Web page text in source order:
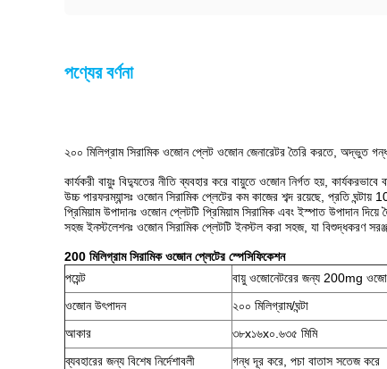
পণ্যের বর্ণনা
২০০ মিলিগ্রাম সিরামিক ওজোন প্লেট ওজোন জেনারেটর তৈরি করতে, অদ্ভুত
কার্যকরী বায়ুঃ বিদ্যুতের নীতি ব্যবহার করে বায়ুতে ওজোন নির্গত হয়, কার্যকরভাবে
উচ্চ পারফরম্যান্সঃ ওজোন সিরামিক প্লেটের কম কাজের শব্দ রয়েছে, প্রতি
প্রিমিয়াম উপাদানঃ ওজোন প্লেটটি প্রিমিয়াম সিরামিক এবং ইস্পাত উপাদান দিয়ে
সহজ ইনস্টলেশনঃ ওজোন সিরামিক প্লেটটি ইনস্টল করা সহজ, যা বিশুদ্ধকরণ
200 মিলিগ্রাম সিরামিক ওজোন প্লেটের স্পেসিফিকেশন
পয়েন্ট
বায়ু ওজোনেটরের জন্য 200mg
ওজোন উৎপাদন
২০০ মিলিগ্রাম/ঘন্টা
আকার
৩৮x১৬x০.৬৩৫ মিমি
ব্যবহারের জন্য বিশেষ নির্দেশাবলী
গন্ধ দূর করে, পচা বাতাস সতেজ করে